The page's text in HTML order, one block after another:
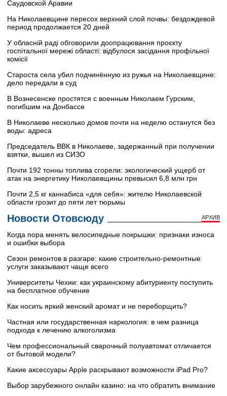
Саудовской Аравии
На Николаевщине пересох верхний слой почвы: бездождевой
период продолжается 20 дней
У обласній раді обговорили доопрацювання проєкту
госпітальної мережі області: відбулося засідання профільної
комісії
Староста села убил подчинённую из ружья на Николаевщине:
дело передали в суд
В Вознесенске простятся с военным Николаем Гурским,
погибшим на Донбассе
В Николаеве несколько домов почти на неделю останутся без
воды: адреса
Председатель ВВК в Николаеве, задержанный при получении
взятки, вышел из СИЗО
Почти 192 тонны топлива сгорели: экологический ущерб от
атак на энергетику Николаевщины превысил 6,8 млн грн
Почти 2,5 кг каннабиса «для себя»: жителю Николаевской
области грозит до пяти лет тюрьмы
Новости Отовсюду АРХИВ
Когда пора менять велосипедные покрышки: признаки износа
и ошибки выбора
Сезон ремонтов в разгаре: какие строительно-ремонтные
услуги заказывают чаще всего
Университеты Чехии: как украинскому абитуриенту поступить
на бесплатное обучение
Как носить яркий женский аромат и не переборщить?
Частная или государственная наркология: в чем разница
подхода к лечению алкоголизма
Чем профессиональный сварочный полуавтомат отличается
от бытовой модели?
Какие аксессуары Apple раскрывают возможности iPad Pro?
Выбор зарубежного онлайн казино: на что обратить внимание